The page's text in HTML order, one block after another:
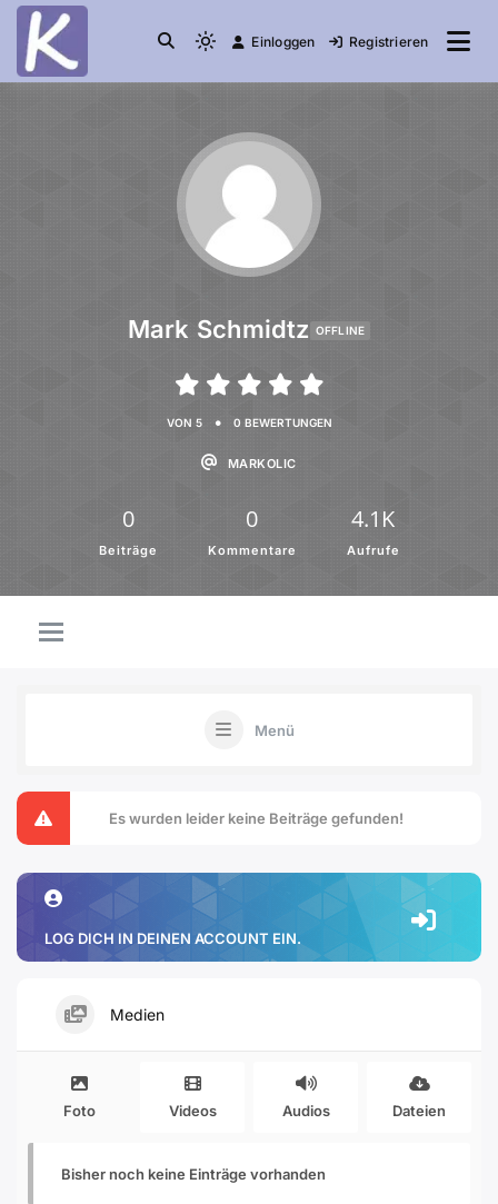
die Community Einloggen Registrieren
Mark Schmidtz OFFLINE
VON 5 • 0 BEWERTUNGEN
MARKOLIC
0
Beiträge
0
Kommentare
4.1K
Aufrufe
Menü
Es wurden leider keine Beiträge gefunden!
LOG DICH IN DEINEN ACCOUNT EIN.
Medien
Foto Videos Audios Dateien
Bisher noch keine Einträge vorhanden